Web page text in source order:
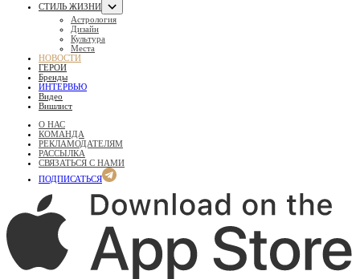
СТИЛЬ ЖИЗНИ
Астрология
Дизайн
Культура
Места
НОВОСТИ
ГЕРОИ
Бренды
ИНТЕРВЬЮ
Видео
Вишлист
О НАС
КОМАНДА
РЕКЛАМОДАТЕЛЯМ
РАССЫЛКА
СВЯЗАТЬСЯ С НАМИ
ПОДПИСАТЬСЯ